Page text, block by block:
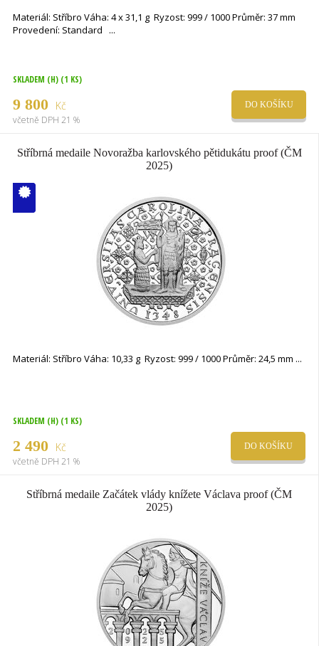
Materiál: Stříbro Váha: 4 x 31,1 g Ryzost: 999 / 1000 Průměr: 37 mm
Provedení: Standard
SKLADEM (H) (1 KS)
9 800 Kč
včetně DPH 21 %
DO KOŠÍKU
Stříbrná medaile Novoražba karlovského pětidukátu proof (ČM
2025)
V ČM zcela
Materiál: Stříbro Váha: 10,33 g Ryzost: 999 / 1000 Průměr: 24,5 mm
SKLADEM (H) (1 KS)
2 490 Kč
včetně DPH 21 %
DO KOŠÍKU
Stříbrná medaile Začátek vlády knížete Václava proof (ČM
2025)